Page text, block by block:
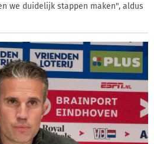
we duidelijk stappen maken", aldus